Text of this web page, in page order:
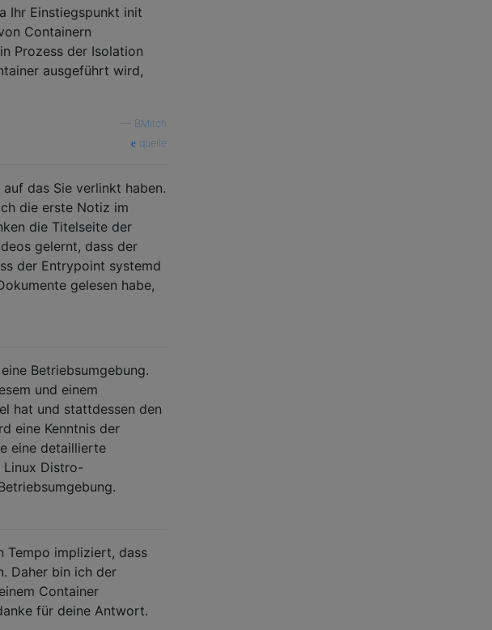
Ihr Einstiegspunkt init
Containern
Prozess der Isolation
ausgeführt wird,
BMitch
quelle
das Sie verlinkt haben.
die erste Notiz im
die Titelseite der
gelernt, dass der
der Entrypoint systemd
gelesen habe,
Betriebsumgebung.
und einem
hat und stattdessen den
eine Kenntnis der
eine detaillierte
Linux Distro-
Tempo impliziert, dass
Daher bin ich der
Container
für deine Antwort.